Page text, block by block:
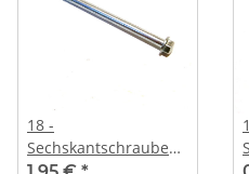
18 -
Sechskantschraube